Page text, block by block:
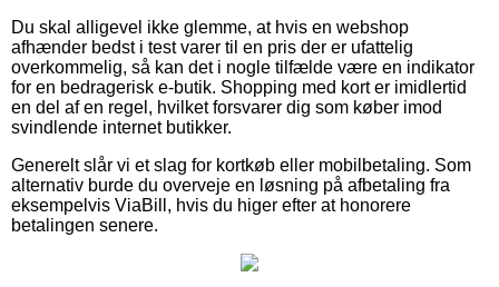
Du skal alligevel ikke glemme, at hvis en webshop
afhænder bedst i test varer til en pris der er ufattelig
overkommelig, så kan det i nogle tilfælde være en indikator
for en bedragerisk e-butik. Shopping med kort er imidlertid
en del af en regel, hvilket forsvarer dig som køber imod
svindlende internet butikker.
Generelt slår vi et slag for kortkøb eller mobilbetaling. Som
alternativ burde du overveje en løsning på afbetaling fra
eksempelvis ViaBill, hvis du higer efter at honorere
betalingen senere.